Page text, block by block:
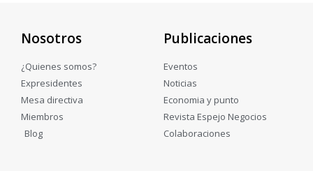
Nosotros
¿Quienes somos?
Expresidentes
Mesa directiva
Miembros
Blog
Publicaciones
Eventos
Noticias
Economia y punto
Revista Espejo Negocios
Colaboraciones